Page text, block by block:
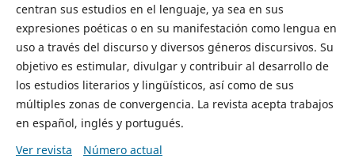
centran sus estudios en el lenguaje, ya sea en sus
expresiones poéticas o en su manifestación como lengua en
uso a través del discurso y diversos géneros discursivos. Su
objetivo es estimular, divulgar y contribuir al desarrollo de
los estudios literarios y lingüísticos, así como de sus
múltiples zonas de convergencia. La revista acepta trabajos
en español, inglés y portugués.
Ver revista
Número actual